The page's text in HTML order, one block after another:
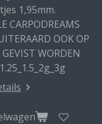
1,95mm.
CARPODREAMS
OOK OP
WORDEN